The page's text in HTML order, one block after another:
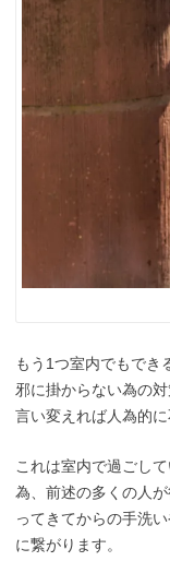
もう1つ室内でもでき
邪に掛からない為の
言い変えれば人為的
これは室内で過ごし
為、前述の多くの人
ってきてからの手洗
に繋がります。